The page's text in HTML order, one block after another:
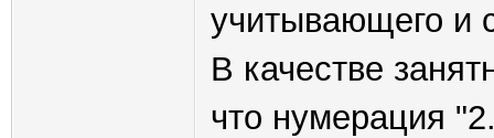
учитывающего и
В качестве
что нумерация